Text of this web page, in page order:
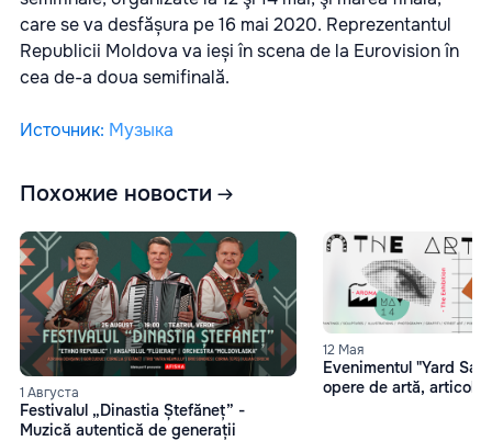
care se va desfășura pe 16 mai 2020. Reprezentantul
Republicii Moldova va ieși în scena de la Eurovision în
cea de-a doua semifinală.
Источник: Музыка
Похожие новости
1 Августа
Festivalul „Dinastia Ștefăneț” -
Muzică autentică de generații
12 Мая
Evenimentul "Yard
opere de artă, articole